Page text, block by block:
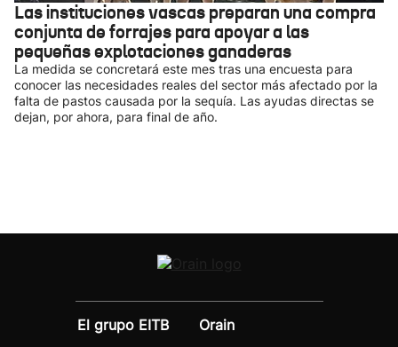
Las instituciones vascas preparan una compra
conjunta de forrajes para apoyar a las
pequeñas explotaciones ganaderas
La medida se concretará este mes tras una encuesta para
conocer las necesidades reales del sector más afectado por la
falta de pastos causada por la sequía. Las ayudas directas se
dejan, por ahora, para final de año.
El grupo EITB
Orain